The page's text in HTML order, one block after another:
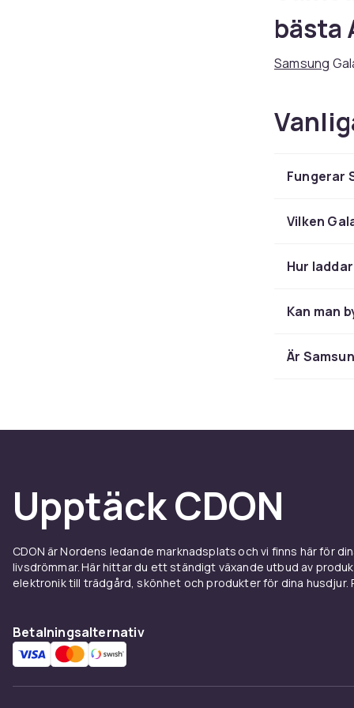
bästa
Samsung
Google
som BIA
Samsung
Den spårar
baserat på
Fungerar
Vilken
Hur
Kan man
Är
Upptäck CDON
CDON är Nordens ledande marknadsplats och vi finns här för
livsdrömmar. Här hittar du ett ständigt växande utbud av
elektronik till trädgård, skönhet och produkter för dina husdjur.
Betalningsalternativ